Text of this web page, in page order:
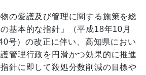
の愛護及び管理に関する施策を総
基本的な指針」（平成18年10月
号）の改正に伴い、高知県におい
管理行政を円滑かつ効果的に推進
針に即して殺処分数削減の目標や